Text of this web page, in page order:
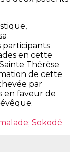
participants
en cette
Thérèse
de cette
par
en faveur de
Sokodé